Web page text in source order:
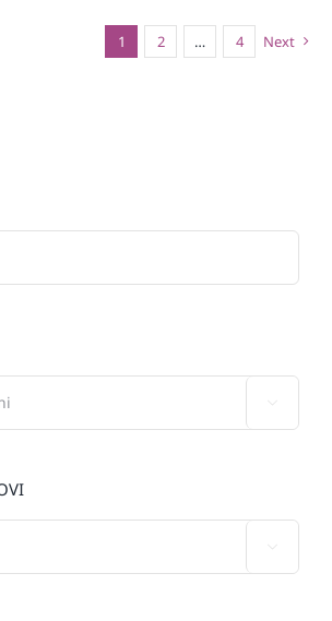
1 2 … 4 Next